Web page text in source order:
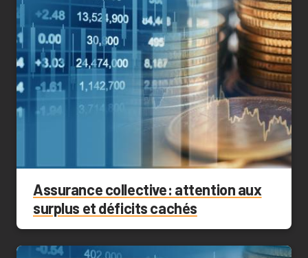
Assurance collective : attention aux
surplus et déficits cachés